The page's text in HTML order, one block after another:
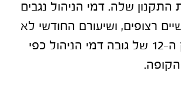
שלה. דמי הניהול נגבים
רצופים, ושיעורם החודשי לא
יעלה על החלק ה-12 של גובה דמי הניהול כפי